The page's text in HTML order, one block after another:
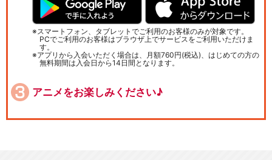
スマートフォン、タブレットでご利用のお客様のみが対象です。
PCでご利用のお客様はブラウザ上でサービスをご利用いただけま
す。
アプリから入会いただく場合は、月額760円(税込)、はじめての方の
無料期間は入会日から14日間となります。
アニメをお楽しみください♪